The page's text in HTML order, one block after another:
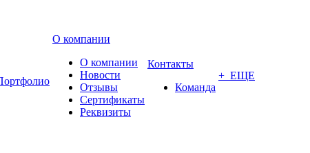
О компании
О компании
Новости
Отзывы
Сертификаты
Реквизиты
Контакты
Команда
+ ЕЩЕ